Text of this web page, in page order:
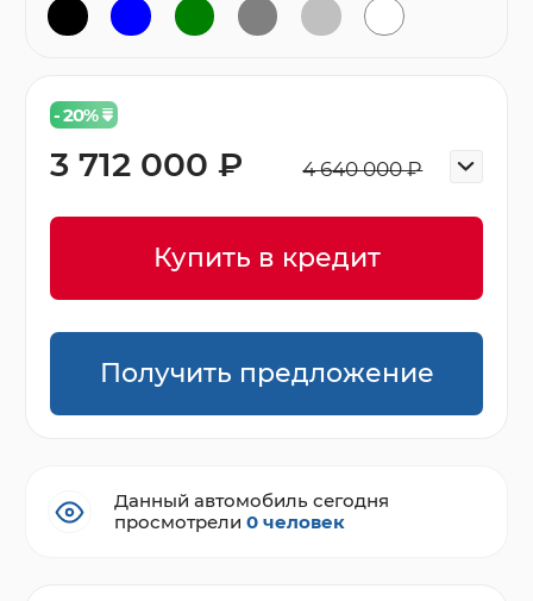
- 20%
4 640 000 ₽
3 712 000 ₽
Купить в кредит
Получить предложение
Данный автомобиль сегодня
просмотрели0 человек